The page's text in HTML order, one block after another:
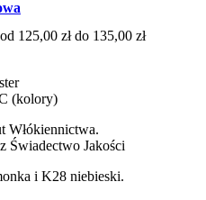
125,00 zł do 135,00 zł
(kolory)
Włókiennictwa.
Świadectwo Jakości
i K28 niebieski.